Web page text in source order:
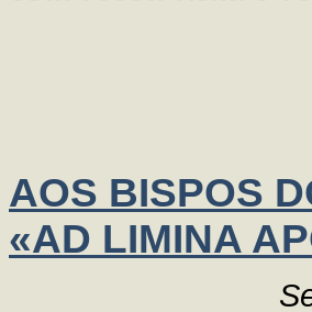
AOS BISPOS
«AD LIMINA